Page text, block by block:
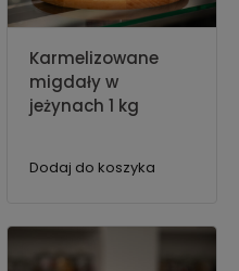
Karmelizowane
migdały w
jeżynach 1 kg
Dodaj do koszyka